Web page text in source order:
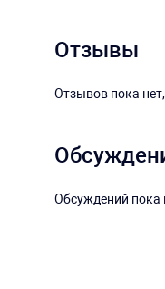
Отзывы
Отзывов пока
Обсуждений